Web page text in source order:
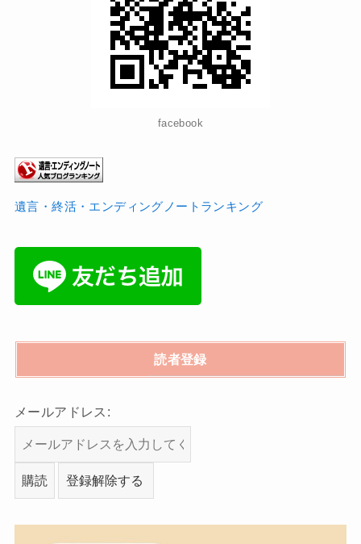
facebook
遺言・終活・エンディングノートランキング
読者登録
メールアドレス: